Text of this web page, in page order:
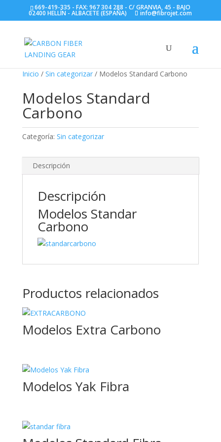
669-419-335 - FAX: 967 304 288 - C/ GRANVIA, 45 - BAJO
02400 HELLÍN - ALBACETE (ESPAÑA) info@fibrojet.com
Inicio / Sin categorizar/ Modelos Standard Carbono
Modelos Standard
Carbono
Categoría: Sin categorizar
Descripción
Descripción
Modelos Standar
Carbono
Productos relacionados
Modelos Extra Carbono
Modelos Yak Fibra